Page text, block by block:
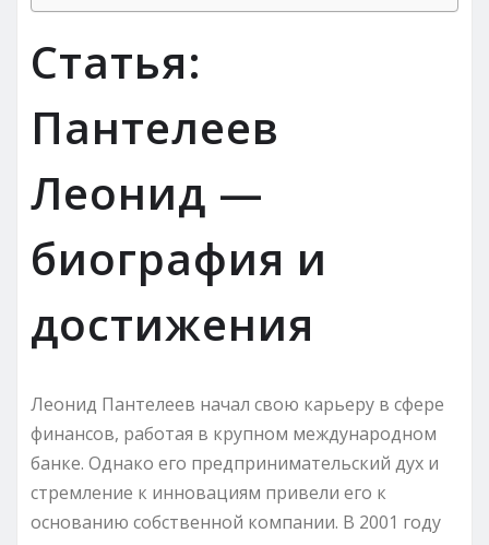
Статья:
Пантелеев
Леонид —
биография и
достижения
Леонид Пантелеев начал свою карьеру в сфере
финансов, работая в крупном международном
банке. Однако его предпринимательский дух и
стремление к инновациям привели его к
основанию собственной компании. В 2001 году